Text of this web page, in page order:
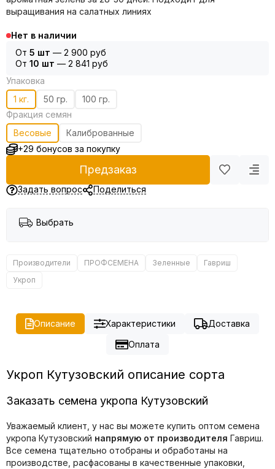
выращивания на салатных линиях
Нет в наличии
От 5 шт — 2 900 руб
От 10 шт — 2 841 руб
Упаковка
1 кг.
50 гр.
100 гр.
Фракция семян
Весовые
Калиброванные
+29 бонусов за покупку
Предзаказ
Задать вопрос Поделиться
Выбрать
Производители ПРОФСЕМЕНА Зеленные
Гавриш
Укроп
Описание Характеристики
Доставка
Оплата
Укроп Кутузовский описание сорта
Заказать семена укропа Кутузовский
Уважаемый клиент, у нас вы можете купить оптом семена
укропа Кутузовский напрямую от производителя Гавриш.
Все семена тщательно отобраны и обработаны на
производстве, расфасованы в качественные упаковки,